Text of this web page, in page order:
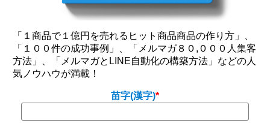
「１商品で１億円を売れるヒット商品商品の作り方」、
「１００件の成功事例」、「メルマガ８０,０００人集客
方法」、「メルマガとLINE自動化の構築方法」などの人
気ノウハウが満載！
苗字(漢字)